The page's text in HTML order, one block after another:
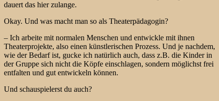
dauert das hier zulange.
Okay. Und was macht man so als Theaterpädagogin?
– Ich arbeite mit normalen Menschen und entwickle mit ihnen
Theaterprojekte, also einen künstlerischen Prozess. Und je nachdem,
wie der Bedarf ist, gucke ich natürlich auch, dass z.B. die Kinder in
der Gruppe sich nicht die Köpfe einschlagen, sondern möglichst frei
entfalten und gut entwickeln können.
Und schauspielerst du auch?